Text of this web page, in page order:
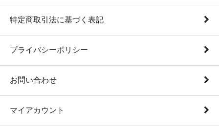
特定商取引法に基づく表記
プライバシーポリシー
お問い合わせ
マイアカウント